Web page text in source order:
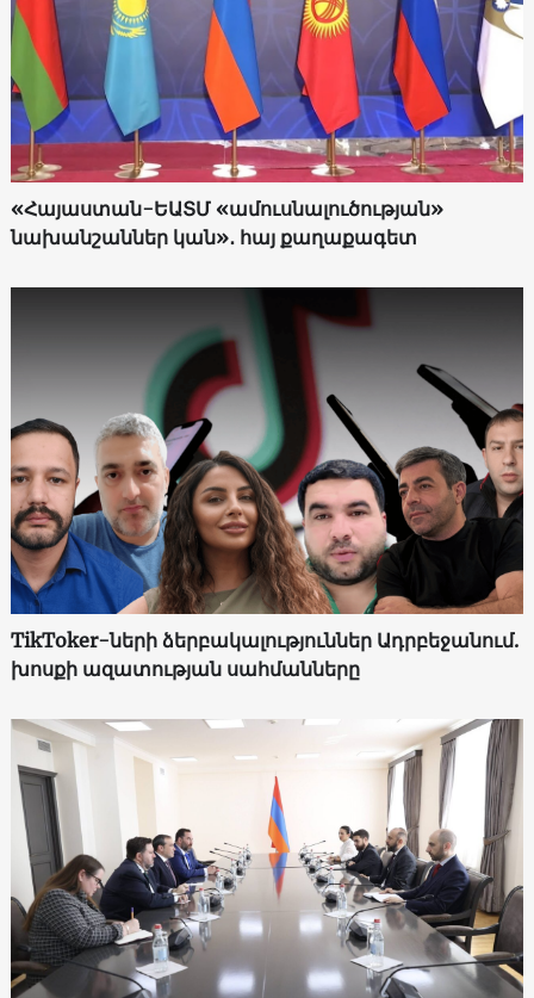
«Հայաստան-ԵԱՏՄ «ամուսնալուծության»
նախանշաններ կան»․ հայ քաղաքագետ
TikToker-ների ձերբակալություններ Ադրբեջանում.
խոսքի ազատության սահմանները